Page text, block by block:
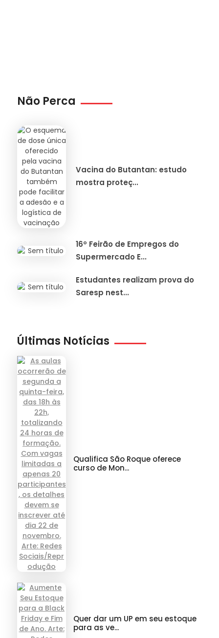
Não Perca
Vacina do Butantan: estudo
mostra proteç...
16º Feirão de Empregos do
Supermercado E...
Estudantes realizam prova do
Saresp nest...
Últimas Notícias
Qualifica São Roque oferece
curso de Mon...
Quer dar um UP em seu estoque
para as ve...